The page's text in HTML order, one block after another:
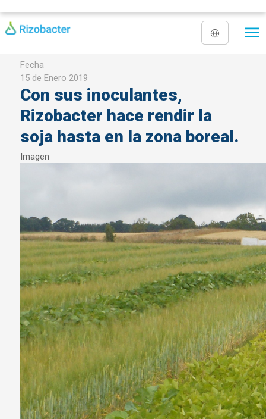
Fecha
15 de Enero 2019
Con sus inoculantes,
Rizobacter hace rendir la
soja hasta en la zona boreal.
Imagen